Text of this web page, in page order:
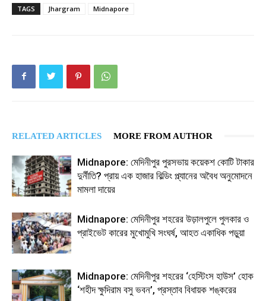
TAGS Jhargram Midnapore
RELATED ARTICLES MORE FROM AUTHOR
Midnapore: মেদিনীপুর পুরসভায় কয়েকশ কোটি টাকার
দুর্নীতি? প্রায় এক হাজার বিল্ডিং প্ল্যানের অবৈধ অনুমোদনে
মামলা দায়ের
Midnapore: মেদিনীপুর শহরের উড়ালপুলে পুলকার ও
প্রাইভেট কারের মুখোমুখি সংঘর্ষ, আহত একাধিক পড়ুয়া
Midnapore: মেদিনীপুর শহরের ‘হেস্টিংস হাউস’ হোক
‘শহীদ ক্ষুদিরাম বসু ভবন’, প্রস্তাব বিধায়ক শঙ্করের